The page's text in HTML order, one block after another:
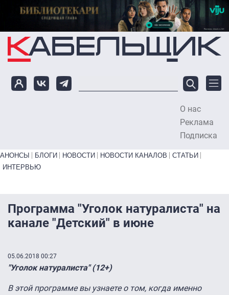
Перейти к основному содержанию
О нас
Реклама
Подписка
Primary links bottom
АНОНСЫ БЛОГИ НОВОСТИ НОВОСТИ КАНАЛОВ
СТАТЬИ
ИНТЕРВЬЮ
Программа "Уголок натуралиста" на
канале "Детский" в июне
05.06.2018 00:27
"Уголок натуралиста" (12+)
В этой программе вы узнаете о том, когда именно